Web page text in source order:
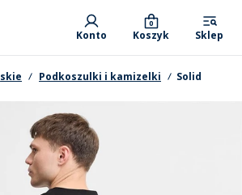
Konto Koszyk
0
Sklep
Podkoszulki i kamizelki Solid